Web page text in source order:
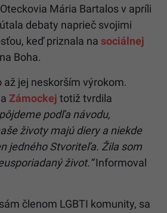
Mária Bartalos v apríli
debaty naprieč svojimi
keď priznala na sociálnej
Boha.
jej neskorším výrokom.
Zámockej totiž tvrdila
podľa návodu,
životy majú diery a niekde
jedného Stvoriteľa. Žila som
život.“Informoval
členom LGBTI komunity, sa